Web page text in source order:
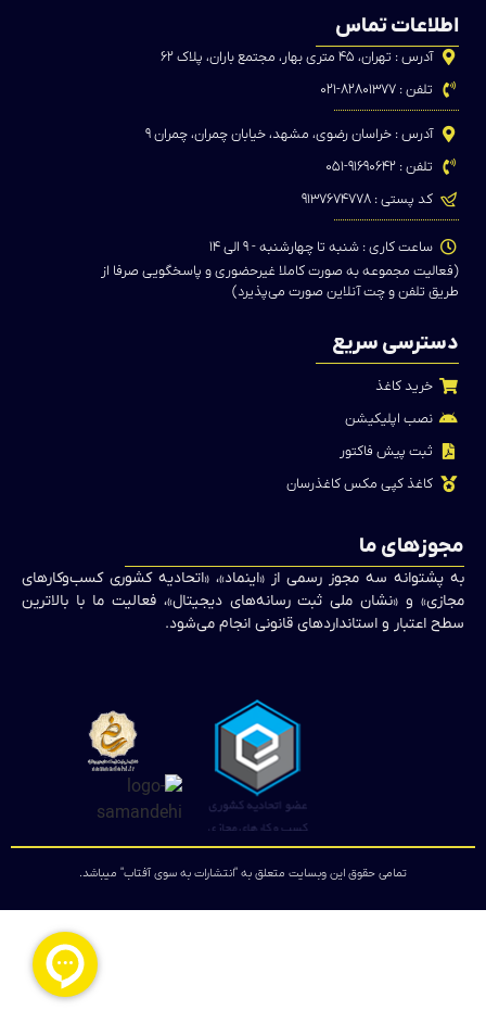
اطلاعات تماس
آدرس : تهران، ۴۵ متری بهار، مجتمع باران، پلاک ۶۲
تلفن : ۸۲۸۰۱۳۷۷-۰۲۱
آدرس : خراسان رضوی، مشهد، خیابان چمران، چمران ۹
تلفن : ۹۱۶۹۰۶۴۲-۰۵۱
کد پستی : ۹۱۳۷۶۷۴۷۷۸
ساعت کاری : شنبه تا چهارشنبه - ۹ الی ۱۴
(فعالیت مجموعه به صورت کاملا غیرحضوری و پاسخگویی صرفا از
طریق تلفن و چت آنلاین صورت می‌پذیرد)
دسترسی سریع
خرید کاغذ
نصب اپلیکیشن
ثبت پیش فاکتور
کاغذ کپی مکس کاغذرسان
مجوزهای ما
به پشتوانه سه مجوز رسمی از «اینماد»، «اتحادیه کشوری کسب‌وکارهای
مجازی» و «نشان ملی ثبت رسانه‌های دیجیتال»، فعالیت ما با بالاترین
سطح اعتبار و استانداردهای قانونی انجام می‌شود.
تمامی حقوق این وبسایت متعلق به "انتشارات به سوی آفتاب" میباشد.